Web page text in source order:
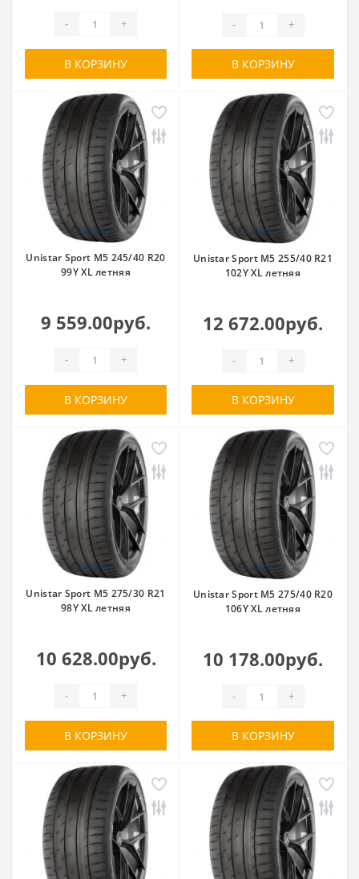
- +
В КОРЗИНУ
- +
В КОРЗИНУ
Unistar Sport M5 245/40 R20
99Y XL летняя
9 559.00руб.
- +
В КОРЗИНУ
Unistar Sport M5 255/40 R21
102Y XL летняя
12 672.00руб.
- +
В КОРЗИНУ
Unistar Sport M5 275/30 R21
98Y XL летняя
10 628.00руб.
- +
В КОРЗИНУ
Unistar Sport M5 275/40 R20
106Y XL летняя
10 178.00руб.
- +
В КОРЗИНУ